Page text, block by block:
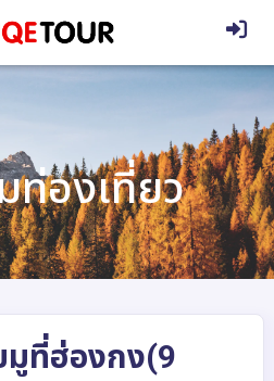
ท่องเที่ยว
ที่ฮ่องกง(9